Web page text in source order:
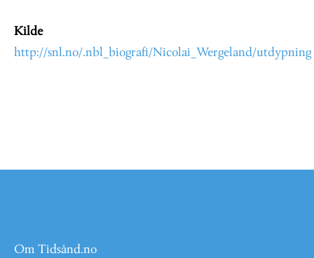
Kilde
http://snl.no/.nbl_biografi/Nicolai_Wergeland/utdypning
Om Tidsånd.no